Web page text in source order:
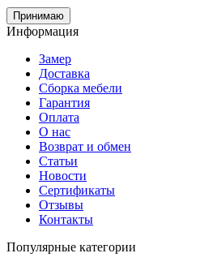
Принимаю
Информация
Замер
Доставка
Сборка мебели
Гарантия
Оплата
О нас
Возврат и обмен
Статьи
Новости
Сертификаты
Отзывы
Контакты
Популярные категории